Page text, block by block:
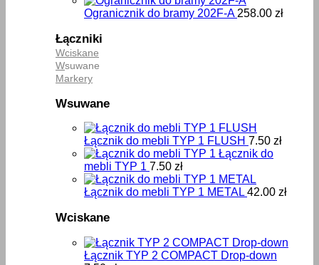
Ogranicznik do bramy 202F-A 258.00 zł
Łączniki
Wciskane
Wsuwane
Markery
Wsuwane
Łącznik do mebli TYP 1 FLUSH 7.50 zł
Łącznik do
mebli TYP 1 7.50 zł
Łącznik do mebli TYP 1 METAL 42.00 zł
Wciskane
Łącznik TYP 2 COMPACT Drop-down